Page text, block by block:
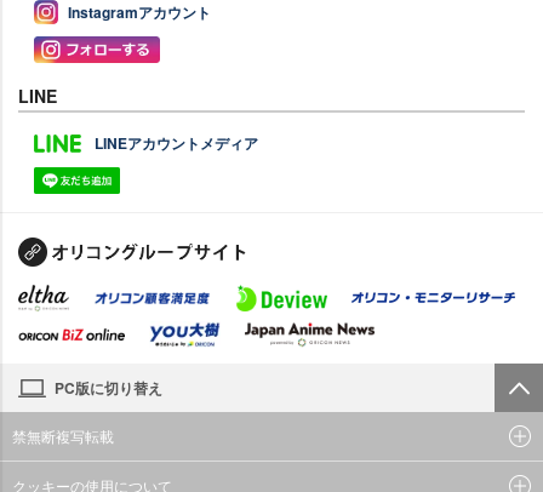
Instagramアカウント
LINE
LINEアカウントメディア
PC版に切り替え
禁無断複写転載
クッキーの使用について